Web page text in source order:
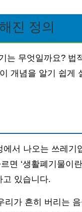
진 정의
무엇일까요? 법
개념을 알기 쉽게
서 나오는 쓰레기
면 ‘생활폐기물이
고 있습니다.
리가 흔히 버리는